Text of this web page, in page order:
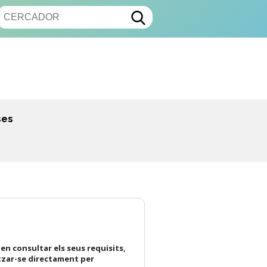
consultar els seus requisits,
se directament per